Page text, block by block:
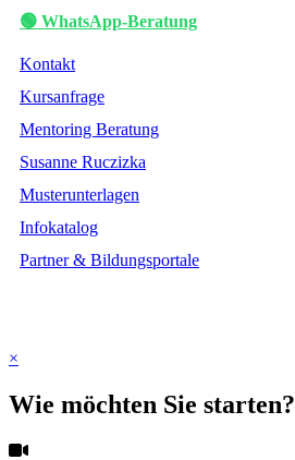
🟢 WhatsApp-Beratung
Kontakt
Kursanfrage
Mentoring Beratung
Susanne Ruczizka
Musterunterlagen
Infokatalog
Partner & Bildungsportale
×
Wie möchten Sie starten?